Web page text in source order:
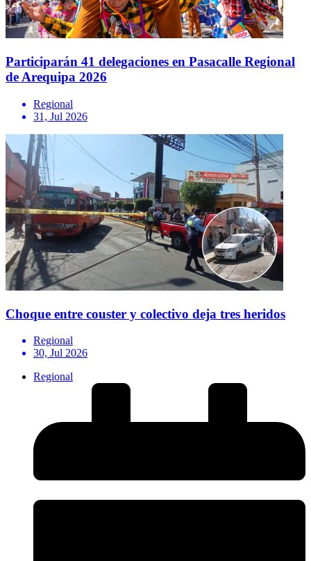
Participarán 41 delegaciones en Pasacalle Regional
de Arequipa 2026
Regional
31, Jul 2026
Choque entre couster y colectivo deja tres heridos
Regional
30, Jul 2026
Regional